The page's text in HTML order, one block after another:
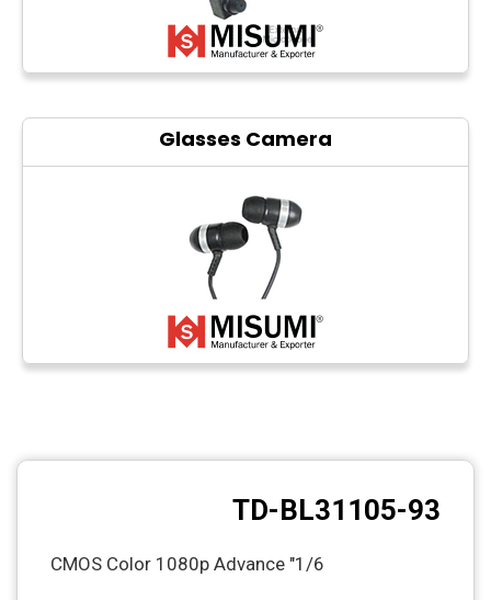
Glasses Camera
TD-BL31105-93
1/6" CMOS Color 1080p Advance